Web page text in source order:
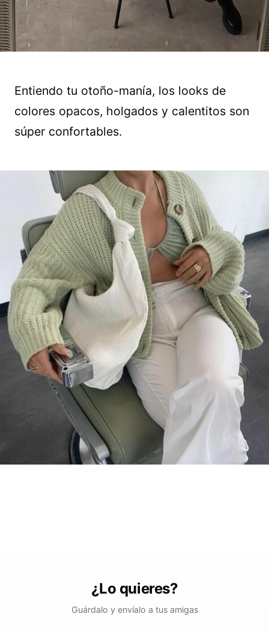
Entiendo tu otoño-manía, los looks de
colores opacos, holgados y calentitos son
súper confortables.
¿Lo quieres?
Guárdalo y envíalo a tus amigas